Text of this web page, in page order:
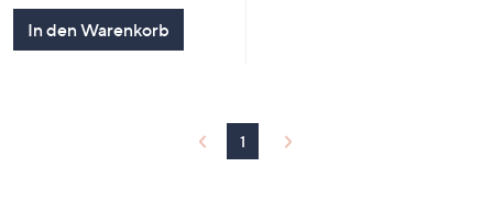
In den Warenkorb
1